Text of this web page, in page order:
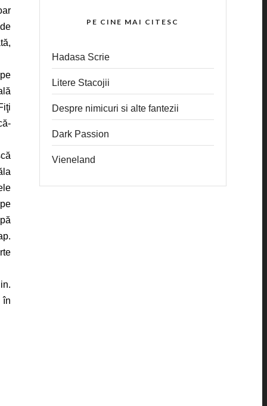
în
PE CINE MAI CITESC
Hadasa Scrie
Litere Stacojii
Despre nimicuri si alte fantezii
Dark Passion
Vieneland